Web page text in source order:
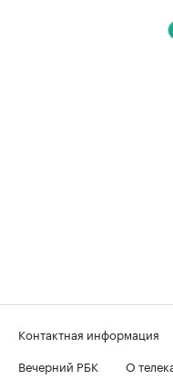
Контактная информация
Вечерний РБК
О